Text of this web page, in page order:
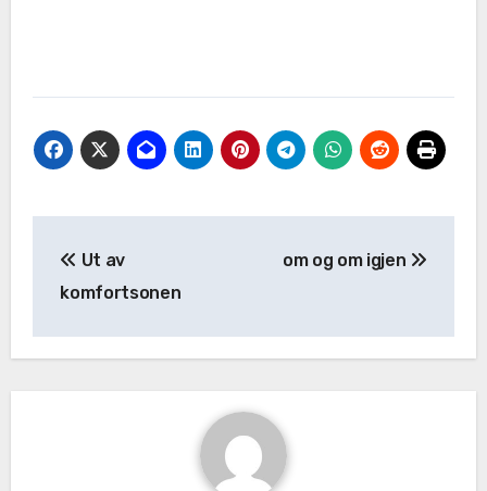
Ut av
komfortsonen
om og om igjen